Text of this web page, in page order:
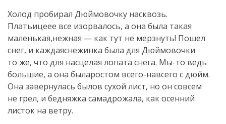
Холод пробирал Дюймовочку насквозь.
Платьицеее все изорвалось, а она была такая
маленькая,нежная — как тут не мерзнуть! Пошел
снег, и каждаяснежинка была для Дюймовочки
то же, что для насцелая лопата снега. Мы-то ведь
большие, а она быларостом всего-навсего с дюйм.
Она завернулась былов сухой лист, но он совсем
не грел, и бедняжка самадрожала, как осенний
листок на ветру.